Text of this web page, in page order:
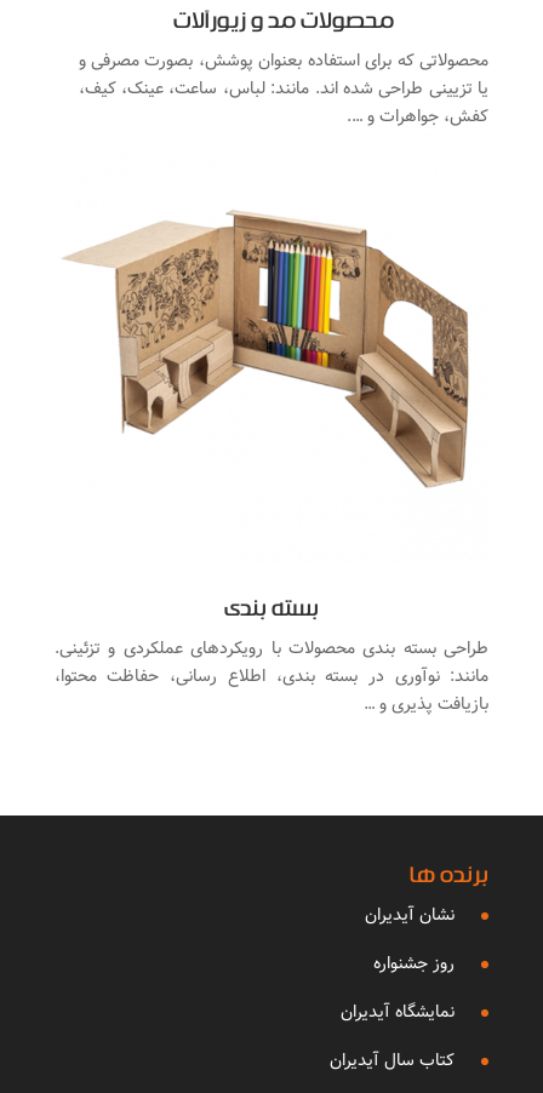
محصولات مد و زیورآلات
محصولاتی که برای استفاده بعنوان پوشش، بصورت مصرفی و
یا تزیینی طراحی شده اند. مانند: لباس، ساعت، عینک، کیف،
کفش، جواهرات و ….
بسته بندی
طراحی بسته بندی محصولات با رویکردهای عملکردی و تزئینی.
مانند: نوآوری در بسته بندی، اطلاع رسانی، حفاظت محتوا،
بازیافت پذیری و …
برنده ها
نشان آیدیران
روز جشنواره
نمایشگاه آیدیران
کتاب سال آیدیران